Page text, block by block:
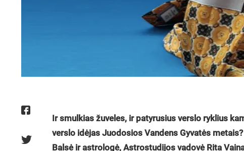
Ir smulkias žuveles, ir patyrusius verslo ryklius
verslo idėjas Juodosios Vandens Gyvatės
Balsė ir astrologė, Astrostudijos vadovė Rita